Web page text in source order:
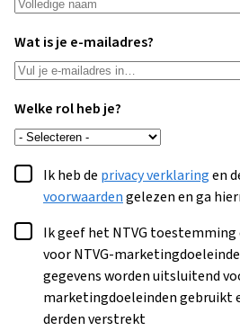
Wat is je e-mailadres?
Welke rol heb je?
Ik heb de privacy verklaringen
voorwaardengelezen en ga
Ik geef het NTVG
voor NTVG-
gegevens worden uitsluitend
marketingdoeleinden gebruikt
derden verstrekt